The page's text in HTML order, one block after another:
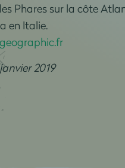
Phares sur la côte
en Italie.
2019